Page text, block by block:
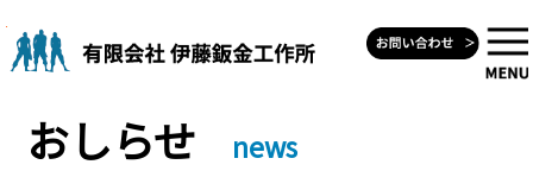
to
content
おしらせ news